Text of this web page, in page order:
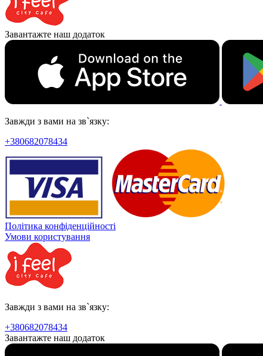
Завантажте наш додаток
Завжди з вами на зв`язку:
+380682078434
Політика конфіденційності
Умови користування
Завжди з вами на зв`язку:
+380682078434
Завантажте наш додаток